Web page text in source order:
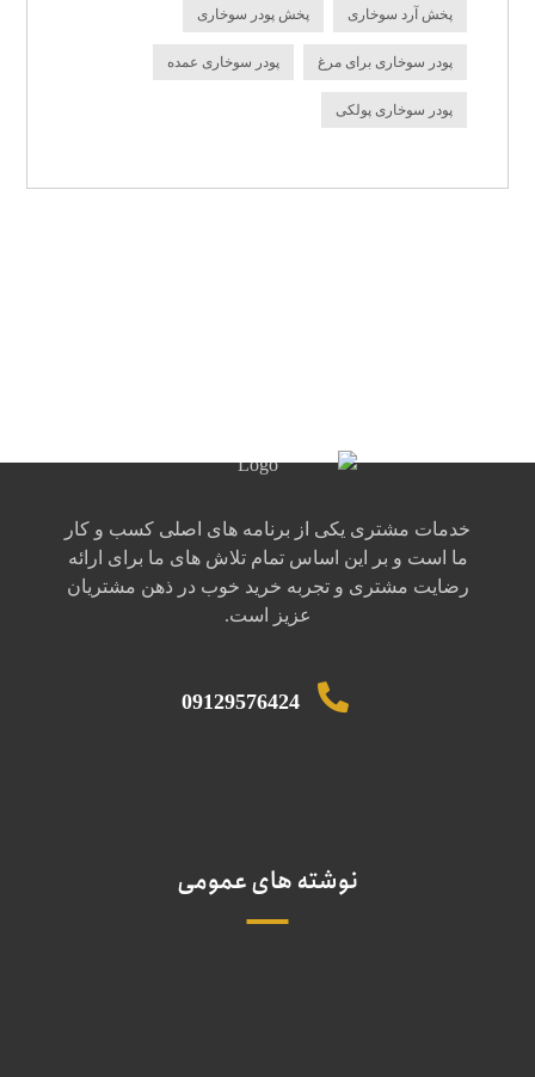
پخش آرد سوخاری پخش پودر سوخاری
پودر سوخاری برای مرغ پودر سوخاری عمده
پودر سوخاری پولکی
خدمات مشتری یکی از برنامه های اصلی کسب و کار
ما است و بر این اساس تمام تلاش های ما برای ارائه
رضایت مشتری و تجربه خرید خوب در ذهن مشتریان
عزیز است.
09129576424
نوشته های عمومی